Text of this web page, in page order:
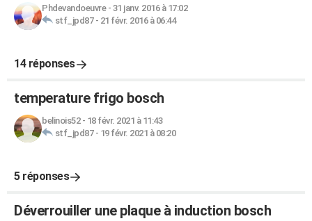
Phdevandoeuvre- 31 janv. 2016 à 17:02
stf_jpd87- 21 févr. 2016 à 06:44
14 réponses
temperature frigo bosch
belinois52- 18 févr. 2021 à 11:43
stf_jpd87- 19 févr. 2021 à 08:20
5 réponses
Déverrouiller une plaque à induction bosch